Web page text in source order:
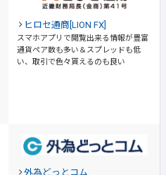
ヒロセ通商[LION FX]
スマホアプリで閲覧出来る情報が豊富
通貨ペア数も多い＆スプレッドも低
い、取引で色々貰えるのも良い
外為どっとコム